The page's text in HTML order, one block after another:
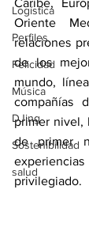
Logística
Perfiles
Felicidad
Música
DJing
Sostenibilidad
salud
Caribe,
Oriente
relaciones
de los
mundo,
compañías
primer nivel,
de primer
privilegiado.